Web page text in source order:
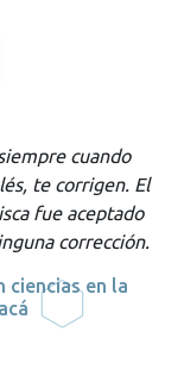
cuando
te corrigen. El
fue aceptado
corrección.
ciencias en la